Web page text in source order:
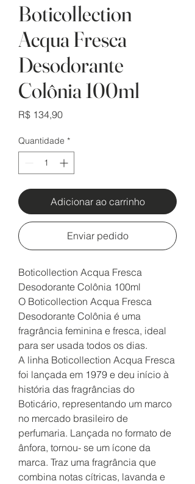
Boticollection
Acqua Fresca
Desodorante
Colônia 100ml
R$ 134,90Preço
Quantidade *
Adicionar ao carrinho
Enviar pedido
Boticollection Acqua Fresca
Desodorante Colônia 100ml
O Boticollection Acqua Fresca
Desodorante Colônia é uma
fragrância feminina e fresca, ideal
para ser usada todos os dias.
A linha Boticollection Acqua Fresca
foi lançada em 1979 e deu início à
história das fragrâncias do
Boticário, representando um marco
no mercado brasileiro de
perfumaria. Lançada no formato de
ânfora, tornou- se um ícone da
marca. Traz uma fragrância que
combina notas cítricas, lavanda e